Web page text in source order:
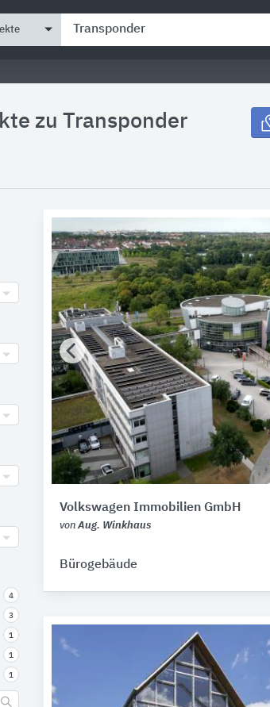
zu Transponder
4
3
1
1
1
Volkswagen Immobilien GmbH
von Aug. Winkhaus
Bürogebäude